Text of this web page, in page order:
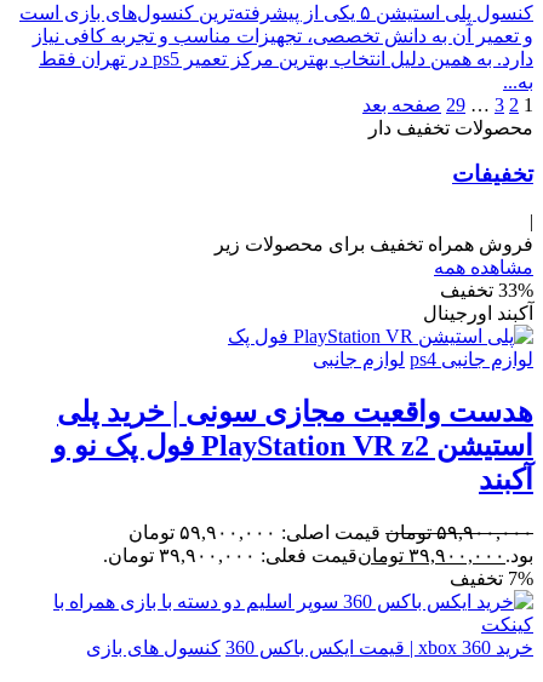
کنسول پلی استیشن ۵ یکی از پیشرفته‌ترین کنسول‌های بازی است
و تعمیر آن به دانش تخصصی، تجهیزات مناسب و تجربه کافی نیاز
دارد. به همین دلیل انتخاب بهترین مرکز تعمیر ps5 در تهران فقط
به...
1
2
3
…
29 صفحه بعد
محصولات تخفیف دار
تخفیفات
|
فروش همراه تخفیف برای محصولات زیر
مشاهده همه
33% تخفیف
آکبند اورجینال
لوازم جانبی ps4 لوازم جانبی
هدست واقعیت مجازی سونی | خرید پلی
استیشن PlayStation VR z2 فول پک نو و
آکبند
۵۹,۹۰۰,۰۰۰ تومان
قیمت اصلی: ۵۹,۹۰۰,۰۰۰ تومان
بود. ۳۹,۹۰۰,۰۰۰ تومانقیمت فعلی: ۳۹,۹۰۰,۰۰۰ تومان.
7% تخفیف
خرید xbox 360 | قیمت ایکس باکس 360 کنسول های بازی